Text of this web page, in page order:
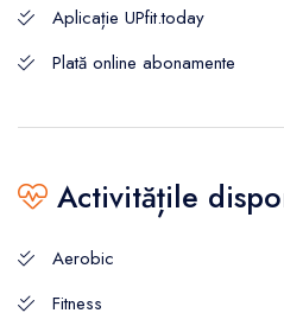
Aplicație UPfit.today
Plată online abonamente
Activitățile
Aerobic
Fitness